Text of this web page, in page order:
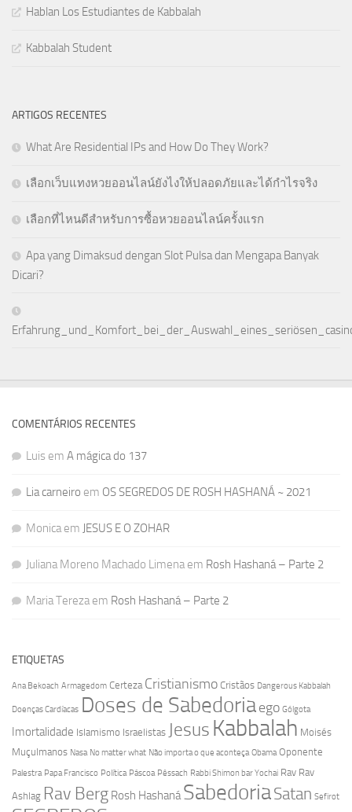
Hablan Los Estudiantes de Kabbalah
Kabbalah Student
ARTIGOS RECENTES
What Are Residential IPs and How Do They Work?
เลือกเว็บแทงหวยออนไลน์ยังไงให้ปลอดภัยและได้กำไรจริง
เลือกที่ไหนดีสำหรับการซื้อหวยออนไลน์ครั้งแรก
Apa yang Dimaksud dengan Slot Pulsa dan Mengapa Banyak
Dicari?
COMENTÁRIOS RECENTES
Luis em A mágica do 137
Lia carneiro em OS SEGREDOS DE ROSH HASHANÁ ~ 2021
Monicaem JESUS E O ZOHAR
Juliana Moreno Machado Limenaem Rosh Hashaná – Parte 2
Maria Terezaem Rosh Hashaná – Parte 2
ETIQUETAS
Ana Bekoach Armagedom Certeza Cristianismo Cristãos Dangerous Kabbalah
Doenças Cardíacas Doses de Sabedoriaego Gólgota
Imortalidade Islamismo Israelistas Jesus Kabbalah Moisés
Muçulmanos Nasa No matter what Não importa o que aconteça Obama Oponente
Palestra Papa Francisco Política Páscoa Pêssach Rabbi Shimon bar Yochai Rav Rav
Ashlag Rav Berg Rosh Hashaná SabedoriaSatan Sefirot